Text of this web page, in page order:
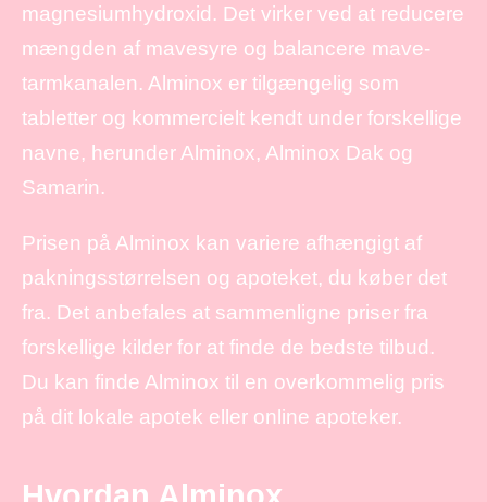
magnesiumhydroxid. Det virker ved at reducere
mængden af mavesyre og balancere mave-
tarmkanalen. Alminox er tilgængelig som
tabletter og kommercielt kendt under forskellige
navne, herunder Alminox, Alminox Dak og
Samarin.
Prisen på Alminox kan variere afhængigt af
pakningsstørrelsen og apoteket, du køber det
fra. Det anbefales at sammenligne priser fra
forskellige kilder for at finde de bedste tilbud.
Du kan finde Alminox til en overkommelig pris
på dit lokale apotek eller online apoteker.
Hvordan Alminox